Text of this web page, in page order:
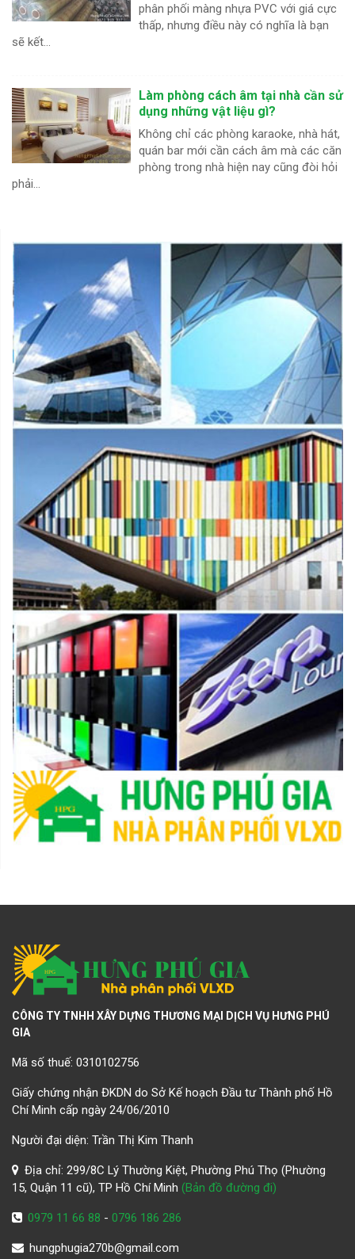
phân phối màng nhựa PVC với giá cực
thấp, nhưng điều này có nghĩa là bạn
sẽ kết...
Làm phòng cách âm tại nhà cần sử
dụng những vật liệu gì?
Không chỉ các phòng karaoke, nhà hát,
quán bar mới cần cách âm mà các căn
phòng trong nhà hiện nay cũng đòi hỏi
phải...
CÔNG TY TNHH XÂY DỰNG THƯƠNG MẠI DỊCH VỤ HƯNG PHÚ
GIA
Mã số thuế: 0310102756
Giấy chứng nhận ĐKDN do Sở Kế hoạch Đầu tư Thành phố Hồ
Chí Minh cấp ngày 24/06/2010
Người đại diện: Trần Thị Kim Thanh
Địa chỉ: 299/8C Lý Thường Kiệt, Phường Phú Thọ (Phường
15, Quận 11 cũ), TP Hồ Chí Minh (Bản đồ đường đi)
0979 11 66 88 - 0796 186 286
hungphugia270b@gmail.com